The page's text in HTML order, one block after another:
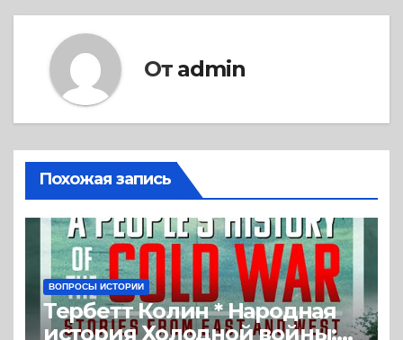
От admin
Похожая запись
ВОПРОСЫ ИСТОРИИ
Тербетт Колин * Народная
история Холодной войны: